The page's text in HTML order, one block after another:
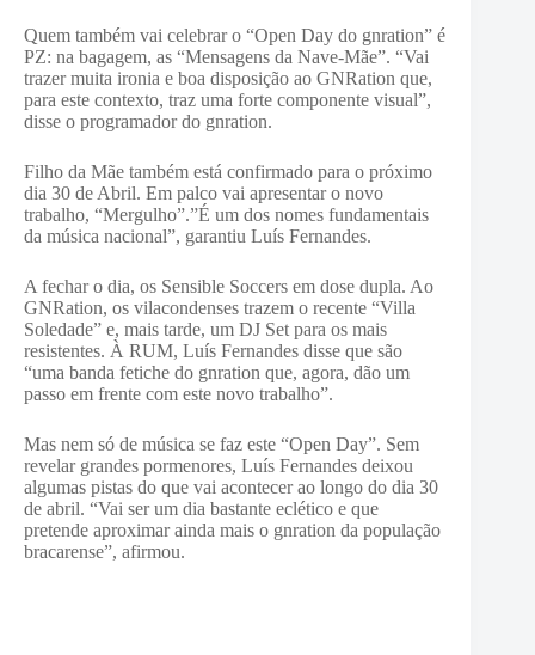
Quem também vai celebrar o “Open Day do gnration” é
PZ: na bagagem, as “Mensagens da Nave-Mãe”. “Vai
trazer muita ironia e boa disposição ao GNRation que,
para este contexto, traz uma forte componente visual”,
disse o programador do gnration.
Filho da Mãe também está confirmado para o próximo
dia 30 de Abril. Em palco vai apresentar o novo
trabalho, “Mergulho”.”É um dos nomes fundamentais
da música nacional”, garantiu Luís Fernandes.
A fechar o dia, os Sensible Soccers em dose dupla. Ao
GNRation, os vilacondenses trazem o recente “Villa
Soledade” e, mais tarde, um DJ Set para os mais
resistentes. À RUM, Luís Fernandes disse que são
“uma banda fetiche do gnration que, agora, dão um
passo em frente com este novo trabalho”.
Mas nem só de música se faz este “Open Day”. Sem
revelar grandes pormenores, Luís Fernandes deixou
algumas pistas do que vai acontecer ao longo do dia 30
de abril. “Vai ser um dia bastante eclético e que
pretende aproximar ainda mais o gnration da população
bracarense”, afirmou.